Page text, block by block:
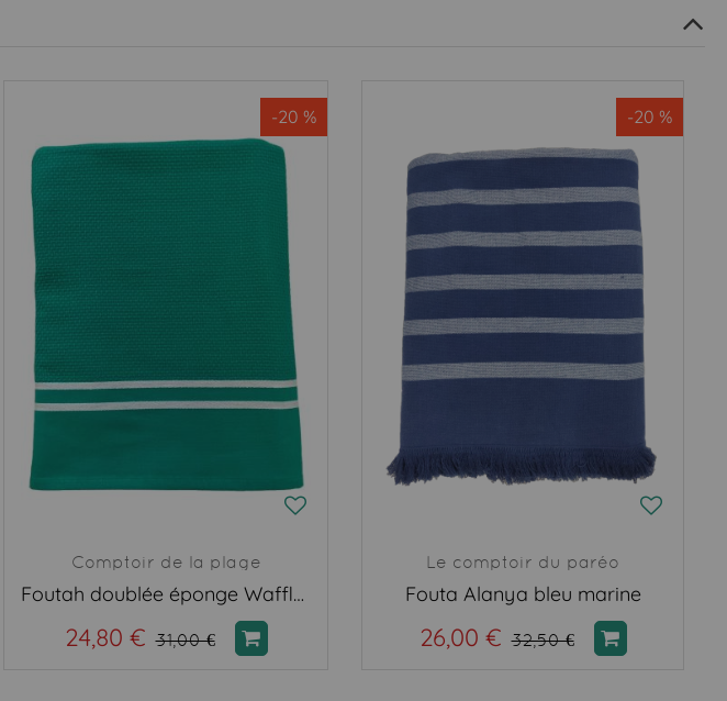
-20 %
Comptoir de la plage
Foutah doublée éponge Waffle vert
24,80 € 31,00 €
-20 %
Le comptoir du paréo
Fouta Alanya bleu marine
26,00 € 32,50 €